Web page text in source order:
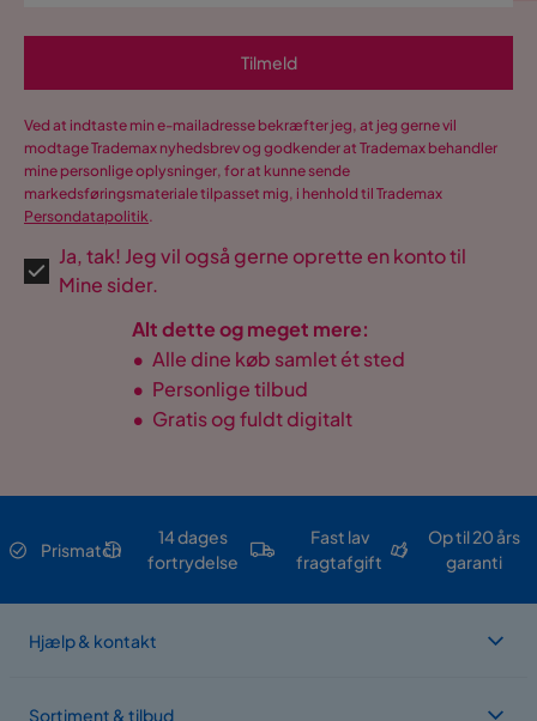
Tilmeld
Ved at indtaste min e-mailadresse bekræfter jeg, at jeg gerne vil
modtage Trademax nyhedsbrev og godkender at Trademax behandler
mine personlige oplysninger, for at kunne sende
markedsføringsmateriale tilpasset mig, i henhold til Trademax
Persondatapolitik.
Ja, tak! Jeg vil også gerne oprette en konto til
Mine sider.
Alt dette og meget mere:
• Alle dine køb samlet ét sted
• Personlige tilbud
• Gratis og fuldt digitalt
Prismatch
14 dages
fortrydelse
Fast lav
fragtafgift
Op til 20 års
garanti
Hjælp & kontakt
Sortiment & tilbud